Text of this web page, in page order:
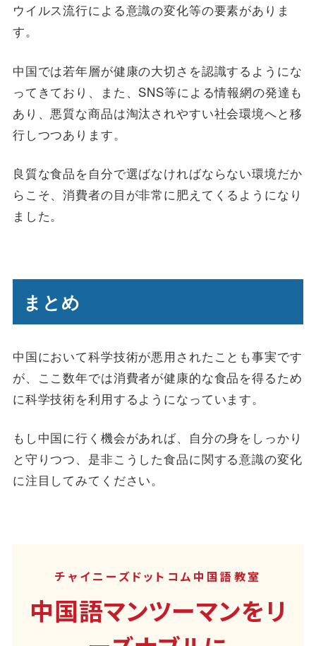
ウイルス流行による意識の変化等の要素がありま
す。
中国では若年層が健康の大切さを認識するようにな
ってきており、また、SNS等による情報網の発達も
あり、悪質な商品は淘汰されやすい社会環境へと移
行しつつあります。
良質な食品を自分で選ばなければならない環境だか
らこそ、消費者の目が非常に肥えてくるようになり
ました。
まとめ
中国において科学技術が悪用されたことも事実です
が、ここ数年では消費者が健康的な食品を得るため
に科学技術を利用するようになっています。
もし中国に行く機会があれば、自分の身をしっかり
と守りつつ、是非こうした食品に関する意識の変化
に注目してみてください。
チャイニーズドットコム中国語教室
中国語マンツーマンをリ